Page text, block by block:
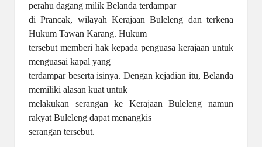
perahu dagang milik Belanda terdampar
di Prancak, wilayah Kerajaan Buleleng dan terkena
Hukum Tawan Karang. Hukum
tersebut memberi hak kepada penguasa kerajaan untuk
menguasai kapal yang
terdampar beserta isinya. Dengan kejadian itu, Belanda
memiliki alasan kuat untuk
melakukan serangan ke Kerajaan Buleleng namun
rakyat Buleleng dapat menangkis
serangan tersebut.